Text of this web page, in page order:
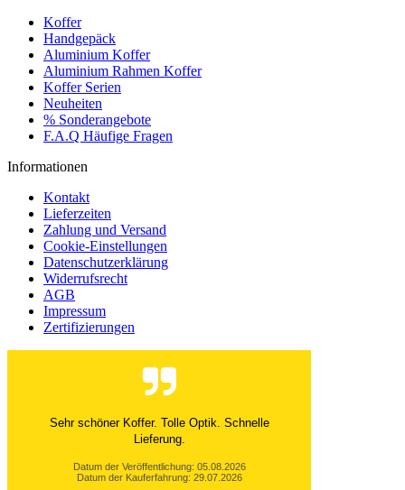
Koffer
Handgepäck
Aluminium Koffer
Aluminium Rahmen Koffer
Koffer Serien
Neuheiten
% Sonderangebote
F.A.Q Häufige Fragen
Informationen
Kontakt
Lieferzeiten
Zahlung und Versand
Cookie-Einstellungen
Datenschutzerklärung
Widerrufsrecht
AGB
Impressum
Zertifizierungen
Sehr schöner Koffer. Tolle Optik. Schnelle
Lieferung.
Datum der Veröffentlichung: 05.08.2026
Datum der Kauferfahrung: 29.07.2026